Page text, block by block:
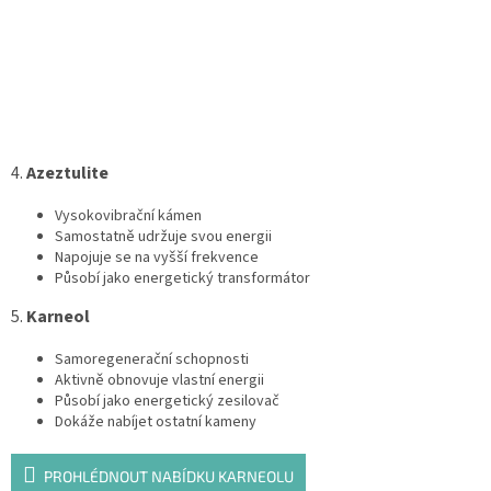
4.Azeztulite
Vysokovibrační kámen
Samostatně udržuje svou energii
Napojuje se na vyšší frekvence
Působí jako energetický transformátor
5. Karneol
Samoregenerační schopnosti
Aktivně obnovuje vlastní energii
Působí jako energetický zesilovač
Dokáže nabíjet ostatní kameny
PROHLÉDNOUT NABÍDKU KARNEOLU